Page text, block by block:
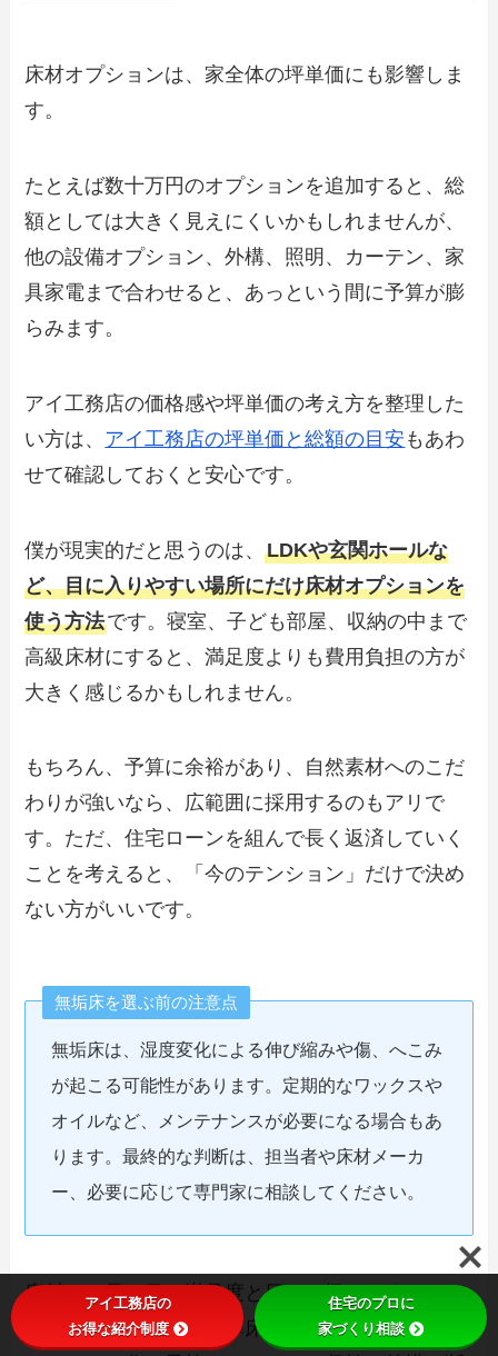
床材オプションは、家全体の坪単価にも影響しま
す。
たとえば数十万円のオプションを追加すると、総
額としては大きく見えにくいかもしれませんが、
他の設備オプション、外構、照明、カーテン、家
具家電まで合わせると、あっという間に予算が膨
らみます。
アイ工務店の価格感や坪単価の考え方を整理した
い方は、 アイ工務店の坪単価と総額の目安 もあわ
せて確認しておくと安心です。
僕が現実的だと思うのは、LDKや玄関ホールな
ど、目に入りやすい場所にだけ床材オプションを
使う方法です。寝室、子ども部屋、収納の中まで
高級床材にすると、満足度よりも費用負担の方が
大きく感じるかもしれません。
もちろん、予算に余裕があり、自然素材へのこだ
わりが強いなら、広範囲に採用するのもアリで
す。ただ、住宅ローンを組んで長く返済していく
ことを考えると、「今のテンション」だけで決め
ない方がいいです。
無垢床を選ぶ前の注意点
無垢床は、湿度変化による伸び縮みや傷、へこみ
が起こる可能性があります。定期的なワックスや
オイルなど、メンテナンスが必要になる場合もあ
ります。最終的な判断は、担当者や床材メーカ
ー、必要に応じて専門家に相談してください。
床材は、見た目の満足度と日々の扱いやすさのバ
ランスが大切です。標準床材で十分に満足できる
アイ工務店の
お得な紹介制度
住宅のプロに
家づくり相談